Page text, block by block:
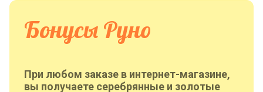
Бонусы Руно
При любом заказе в интернет-магазине,
вы получаете серебрянные и золотые